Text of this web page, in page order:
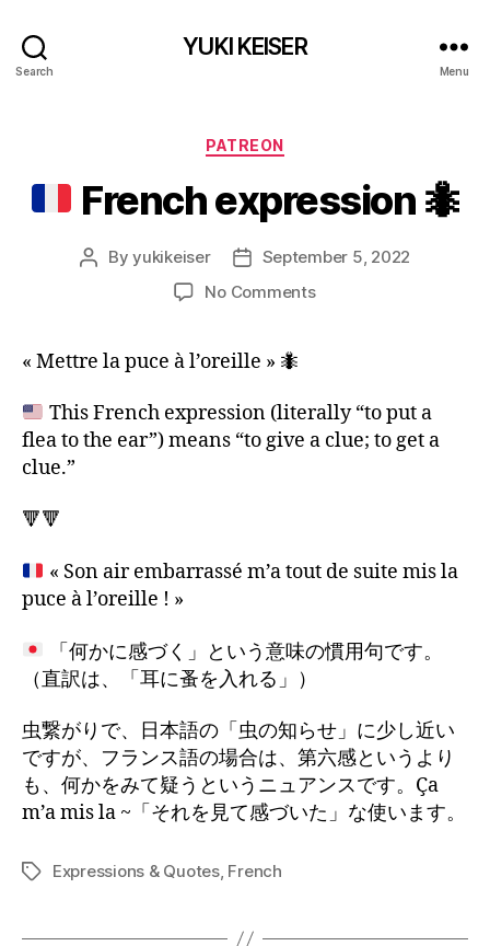
Search
YUKI KEISER
Menu
Categories
PATREON
French expression 🐜
PostByyukikeiser
PostSeptember 5, 2022
No Commentson
« Mettre la puce à l’oreille » 🐜
This French expression (literally “to put a
flea to the ear”) means “to give a clue; to get a
clue.”
🔻🔻
« Son air embarrassé m’a tout de suite mis la
puce à l’oreille ! »
「何かに感づく」という意味の慣用句です。
（直訳は、「耳に蚤を入れる」）
虫繋がりで、日本語の「虫の知らせ」に少し近い
ですが、フランス語の場合は、第六感というより
も、何かをみて疑うというニュアンスです。Ça
m’a mis la ~「それを見て感づいた」な使います。
TagsExpressions & Quotes, French